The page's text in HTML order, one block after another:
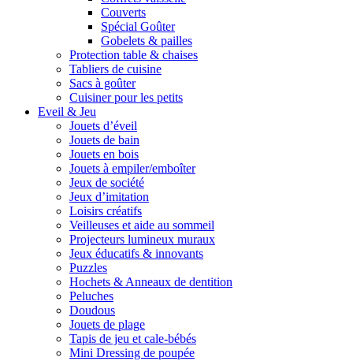
Couverts
Spécial Goûter
Gobelets & pailles
Protection table & chaises
Tabliers de cuisine
Sacs à goûter
Cuisiner pour les petits
Eveil & Jeu
Jouets d’éveil
Jouets de bain
Jouets en bois
Jouets à empiler/emboîter
Jeux de société
Jeux d’imitation
Loisirs créatifs
Veilleuses et aide au sommeil
Projecteurs lumineux muraux
Jeux éducatifs & innovants
Puzzles
Hochets & Anneaux de dentition
Peluches
Doudous
Jouets de plage
Tapis de jeu et cale-bébés
Mini Dressing de poupée